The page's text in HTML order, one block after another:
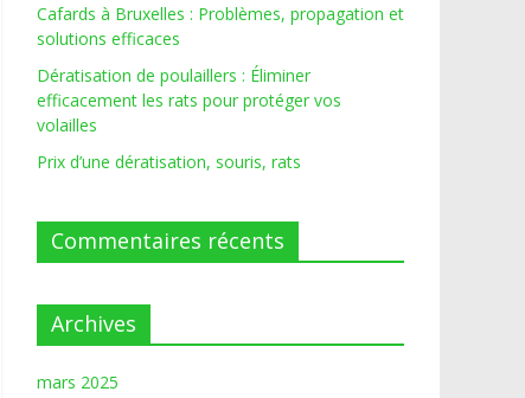
Cafards à Bruxelles : Problèmes, propagation et
solutions efficaces
Dératisation de poulaillers : Éliminer
efficacement les rats pour protéger vos
volailles
Prix d’une dératisation, souris, rats
Commentaires récents
Archives
mars 2025